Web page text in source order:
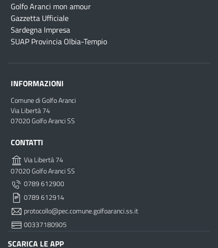
Golfo Aranci mon amour
Gazzetta Ufficiale
Sardegna Impresa
SUAP Provincia Olbia-Tempio
INFORMAZIONI
Comune di Golfo Aranci
Via Libertà 74
07020 Golfo Aranci SS
CONTATTI
Via Libertà 74
07020 Golfo Aranci SS
0789 612900
0789 612914
protocollo@pec.comune.golfoaranci.ss.it
00337180905
SCARICA LE APP